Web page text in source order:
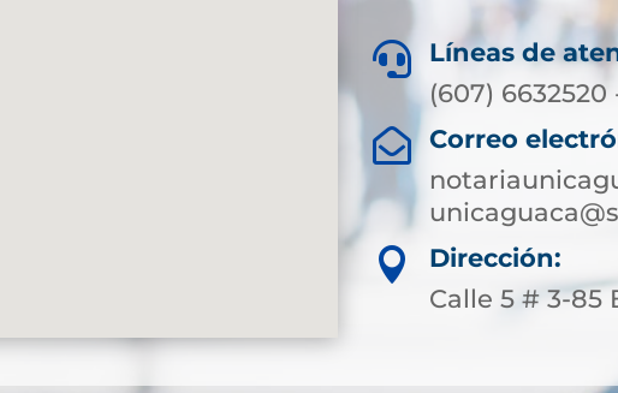

Líneas de
(607) 6632520

Correo

Dirección:
Calle 5 # 3-85